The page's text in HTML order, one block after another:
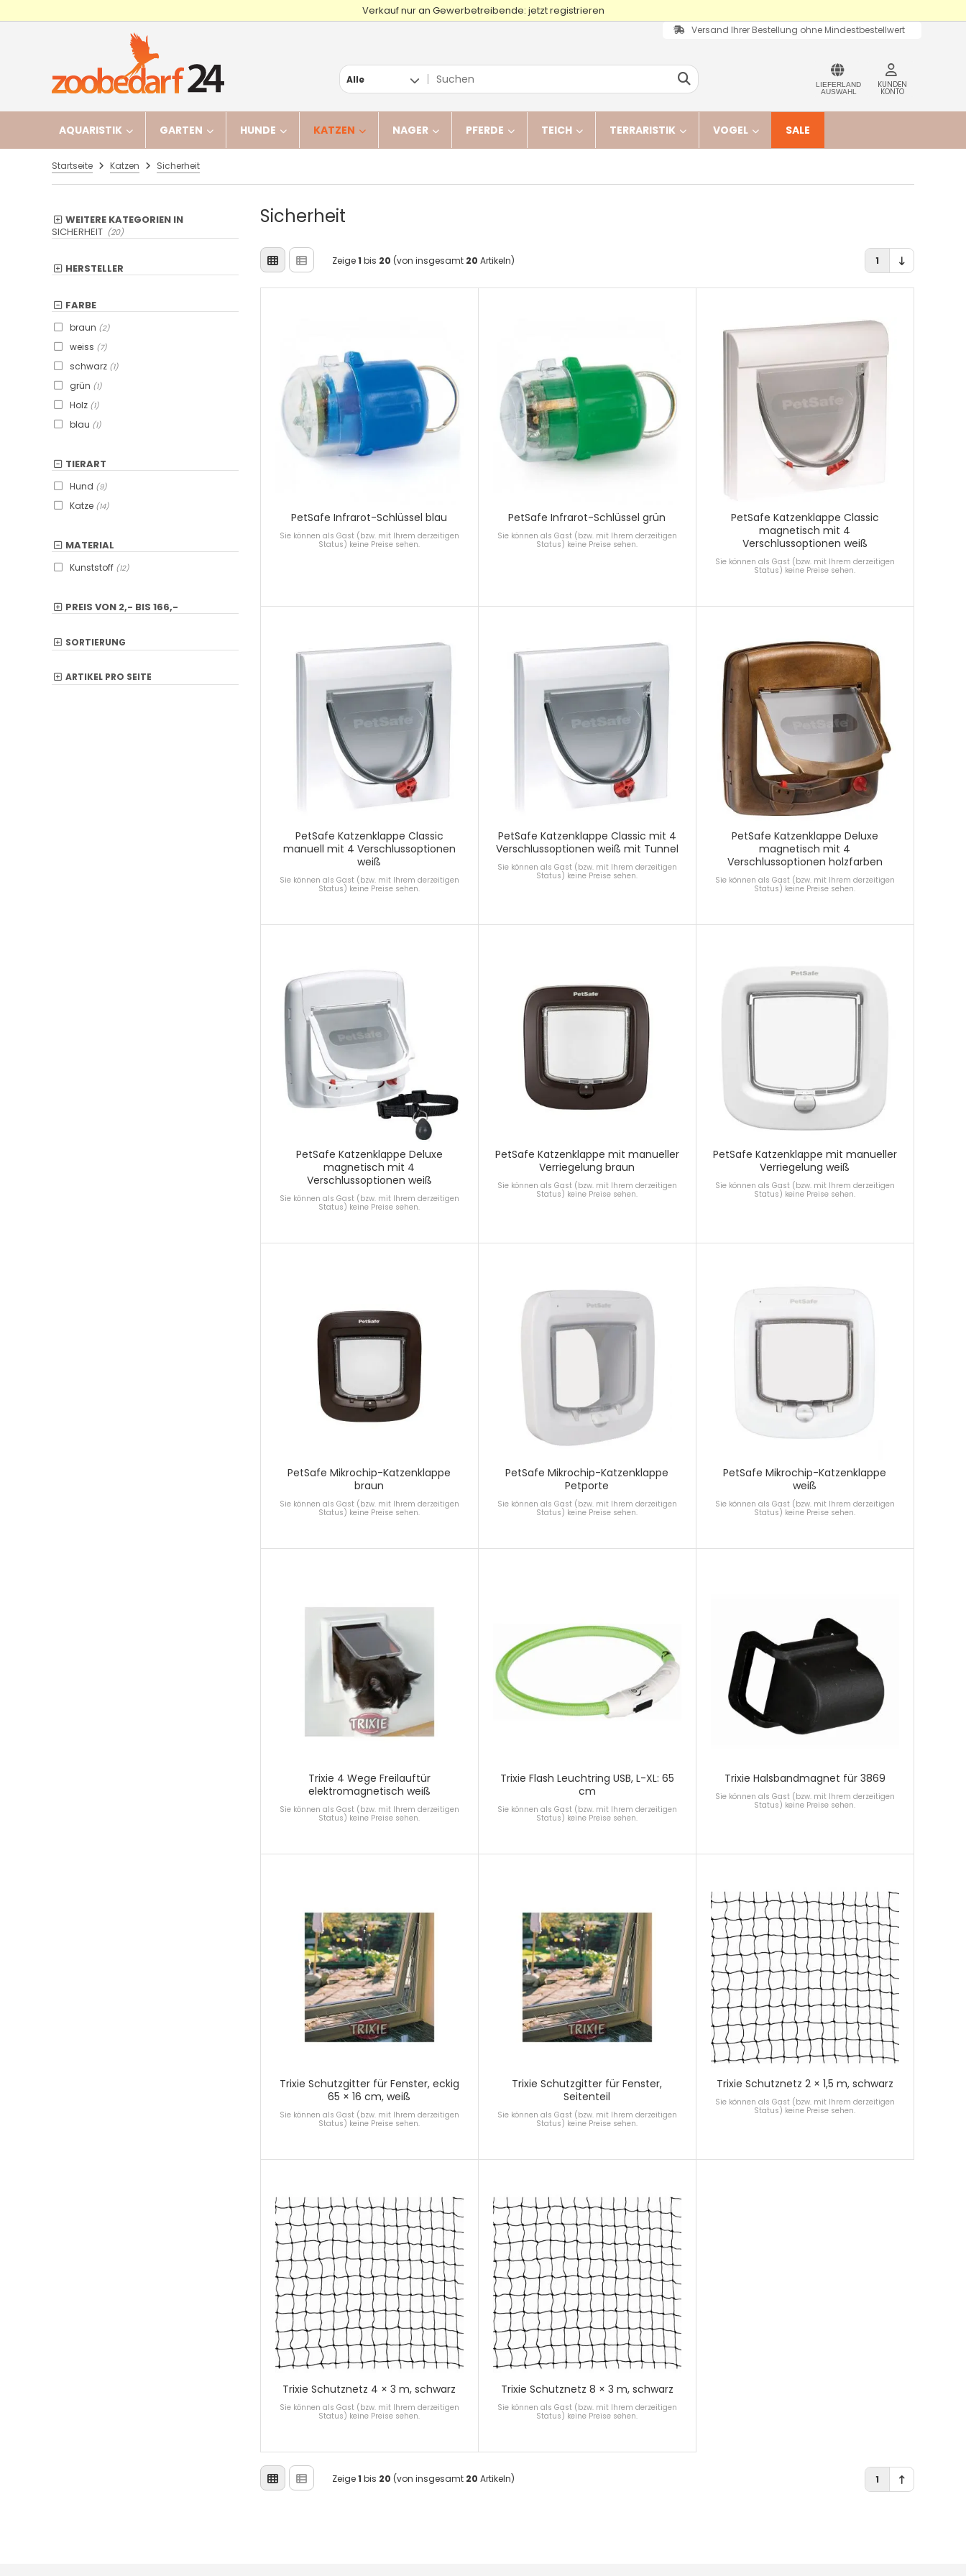
Verkauf nur an Gewerbetreibende: jetzt registrieren
Versand Ihrer Bestellung ohne Mindestbestellwert
Alle
LIEFERLAND
AUSWAHL
KUNDEN
KONTO
AQUARISTIK GARTEN HUNDE KATZEN NAGER PFERDE TEICH TERRARISTIK VOGEL SALE
Startseite Katzen Sicherheit
WEITERE KATEGORIEN IN
SICHERHEIT (20)
HERSTELLER
FARBE
braun (2)
weiss (7)
schwarz (1)
grün (1)
Holz (1)
blau (1)
TIERART
Hund (9)
Katze (14)
MATERIAL
Kunststoff (12)
PREIS VON 2,- BIS 166,-
SORTIERUNG
ARTIKEL PRO SEITE
Sicherheit
Zeige1 bis 20 (von insgesamt 20 Artikeln) 1
PetSafe Infrarot-Schlüssel blau
Sie können als Gast (bzw. mit Ihrem derzeitigen
Status) keine Preise sehen.
PetSafe Infrarot-Schlüssel grün
Sie können als Gast (bzw. mit Ihrem derzeitigen
Status) keine Preise sehen.
PetSafe Katzenklappe Classic
magnetisch mit 4
Verschlussoptionen weiß
Sie können als Gast (bzw. mit Ihrem derzeitigen
Status) keine Preise sehen.
PetSafe Katzenklappe Classic
manuell mit 4 Verschlussoptionen
weiß
Sie können als Gast (bzw. mit Ihrem derzeitigen
Status) keine Preise sehen.
PetSafe Katzenklappe Classic mit 4
Verschlussoptionen weiß mit Tunnel
Sie können als Gast (bzw. mit Ihrem derzeitigen
Status) keine Preise sehen.
PetSafe Katzenklappe Deluxe
magnetisch mit 4
Verschlussoptionen holzfarben
Sie können als Gast (bzw. mit Ihrem derzeitigen
Status) keine Preise sehen.
PetSafe Katzenklappe Deluxe
magnetisch mit 4
Verschlussoptionen weiß
Sie können als Gast (bzw. mit Ihrem derzeitigen
Status) keine Preise sehen.
PetSafe Katzenklappe mit manueller
Verriegelung braun
Sie können als Gast (bzw. mit Ihrem derzeitigen
Status) keine Preise sehen.
PetSafe Katzenklappe mit manueller
Verriegelung weiß
Sie können als Gast (bzw. mit Ihrem derzeitigen
Status) keine Preise sehen.
PetSafe Mikrochip-Katzenklappe
braun
Sie können als Gast (bzw. mit Ihrem derzeitigen
Status) keine Preise sehen.
PetSafe Mikrochip-Katzenklappe
Petporte
Sie können als Gast (bzw. mit Ihrem derzeitigen
Status) keine Preise sehen.
PetSafe Mikrochip-Katzenklappe
weiß
Sie können als Gast (bzw. mit Ihrem derzeitigen
Status) keine Preise sehen.
Trixie 4 Wege Freilauftür
elektromagnetisch weiß
Sie können als Gast (bzw. mit Ihrem derzeitigen
Status) keine Preise sehen.
Trixie Flash Leuchtring USB, L-XL: 65
cm
Sie können als Gast (bzw. mit Ihrem derzeitigen
Status) keine Preise sehen.
Trixie Halsbandmagnet für 3869
Sie können als Gast (bzw. mit Ihrem derzeitigen
Status) keine Preise sehen.
Trixie Schutzgitter für Fenster, eckig
65 × 16 cm, weiß
Sie können als Gast (bzw. mit Ihrem derzeitigen
Status) keine Preise sehen.
Trixie Schutzgitter für Fenster,
Seitenteil
Sie können als Gast (bzw. mit Ihrem derzeitigen
Status) keine Preise sehen.
Trixie Schutznetz 2 × 1,5 m, schwarz
Sie können als Gast (bzw. mit Ihrem derzeitigen
Status) keine Preise sehen.
Trixie Schutznetz 4 × 3 m, schwarz
Sie können als Gast (bzw. mit Ihrem derzeitigen
Status) keine Preise sehen.
Trixie Schutznetz 8 × 3 m, schwarz
Sie können als Gast (bzw. mit Ihrem derzeitigen
Status) keine Preise sehen.
Zeige1 bis 20 (von insgesamt 20 Artikeln) 1